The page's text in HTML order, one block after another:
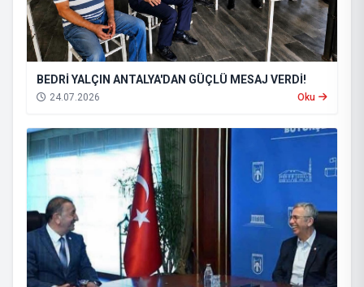
BEDRİ YALÇIN ANTALYA'DAN GÜÇLÜ MESAJ VERDİ!
24.07.2026 Oku